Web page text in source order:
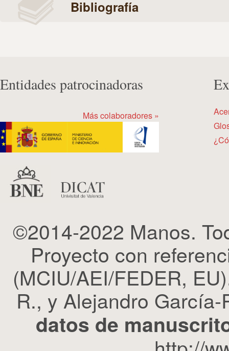
Bibliografía
Entidades patrocinadoras
Más colaboradores »
©2014-2022 Manos.
Proyecto con
(MCIU/AEI/FEDER,
R., y Alejandro
datos de